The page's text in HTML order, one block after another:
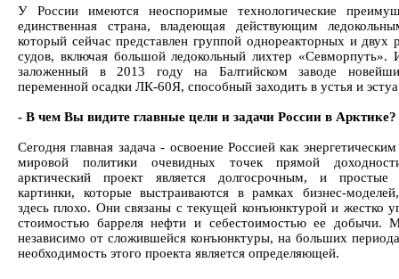
У России имеются неоспоримые технологические
единственная страна, владеющая действующим
который сейчас представлен группой однореакторных и двух
судов, включая большой ледокольный лихтер «Севморпуть».
заложенный в 2013 году на Балтийском заводе
переменной осадки ЛК-60Я, способный заходить в устья и
- В чем Вы видите главные цели и задачи России в Арктике?
Сегодня главная задача - освоение Россией как
мировой политики очевидных точек прямой
арктический проект является долгосрочным, и простые
картинки, которые выстраиваются в рамках бизнес-
здесь плохо. Они связаны с текущей конъюнктурой и жестко
стоимостью барреля нефти и себестоимостью ее добычи.
независимо от сложившейся конъюнктуры, на больших
необходимость этого проекта является определяющей.